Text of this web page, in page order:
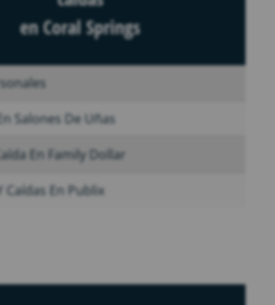
en Coral Springs
Salones De Uñas
En Family Dollar
Caídas En Publix